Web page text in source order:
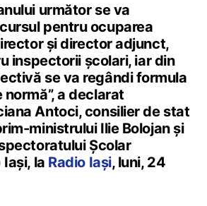
următor se va
pentru ocuparea
și director adjunct,
inspectorii școlari, iar din
se va regândi formula
a declarat
Antoci, consilier de stat
ministrului Ilie Bolojan și
Școlar
la Radio Iași, luni, 24